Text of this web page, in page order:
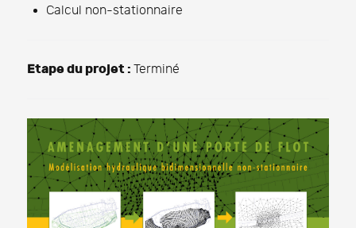
Calcul non-stationnaire
Etape du projet : Terminé